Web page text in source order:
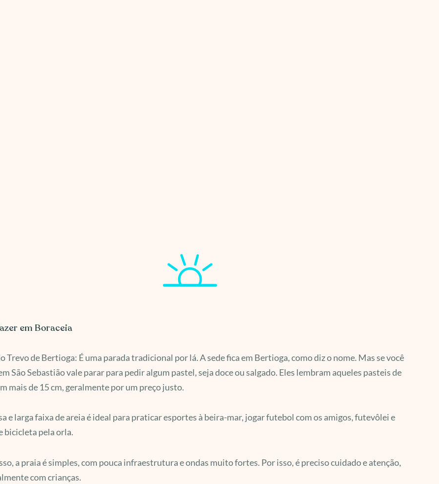
em Boraceia
Trevo de Bertioga: É uma parada tradicional por lá. A sede fica em Bertioga, como diz o nome. Mas se você
São Sebastião vale parar para pedir algum pastel, seja doce ou salgado. Eles lembram aqueles pasteis de
mais de 15 cm, geralmente por um preço justo.
e larga faixa de areia é ideal para praticar esportes à beira-mar, jogar futebol com os amigos, futevôlei e
bicicleta pela orla.
a praia é simples, com pouca infraestrutura e ondas muito fortes. Por isso, é preciso cuidado e atenção,
com crianças.